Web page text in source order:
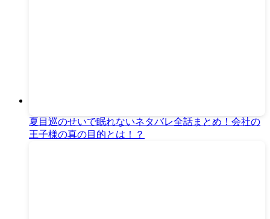
夏目巡のせいで眠れないネタバレ全話まとめ！会社の
王子様の真の目的とは！？